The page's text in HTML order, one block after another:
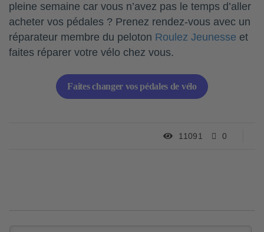
pleine semaine car vous n’avez pas le temps d’aller
acheter vos pédales ? Prenez rendez-vous avec un
réparateur membre du peloton Roulez Jeunesse et
faites réparer votre vélo chez vous.
Faites changer vos pédales de vélo
11091 0